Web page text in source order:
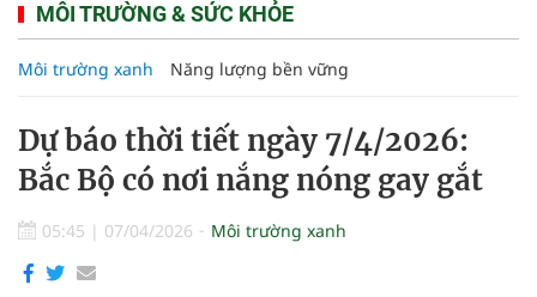
MÔI TRƯỜNG & SỨC KHỎE
Môi trường xanh Năng lượng bền vững
Dự báo thời tiết ngày 7/4/2026:
Bắc Bộ có nơi nắng nóng gay gắt
05:45 | 07/04/2026 Môi trường xanh